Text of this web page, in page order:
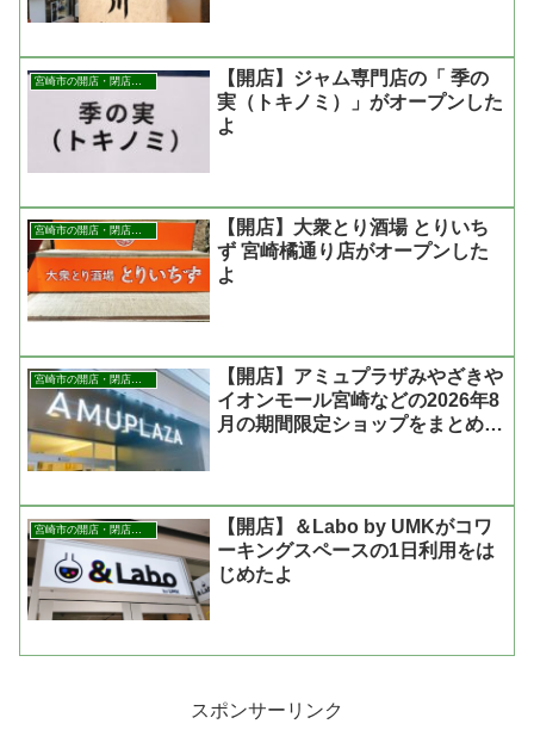
【開店】ジャム専門店の「 季の
実（トキノミ）」がオープンした
よ
宮崎市の開店・閉店まとめ
【開店】大衆とり酒場 とりいち
ず 宮崎橘通り店がオープンした
よ
宮崎市の開店・閉店まとめ
【開店】アミュプラザみやざきや
イオンモール宮崎などの2026年8
月の期間限定ショップをまとめた
【開店】＆Labo by UMKがコワ
ーキングスペースの1日利用をは
じめたよ
スポンサーリンク